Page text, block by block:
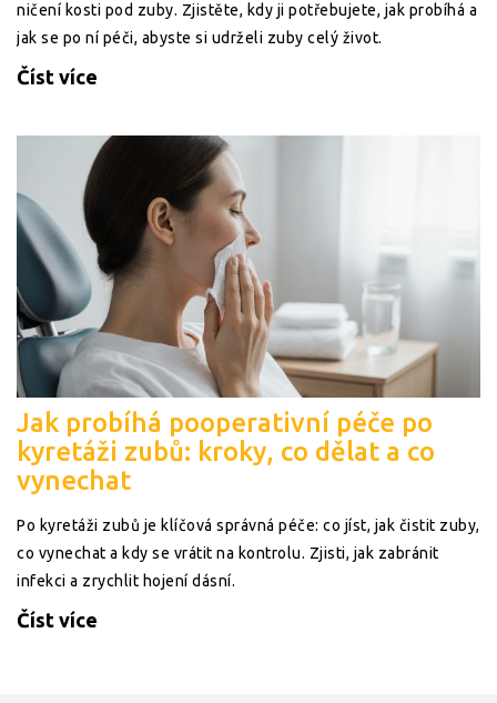
ničení kosti pod zuby. Zjistěte, kdy ji potřebujete, jak probíhá a
jak se po ní péči, abyste si udrželi zuby celý život.
Číst více
Jak probíhá pooperativní péče po
kyretáži zubů: kroky, co dělat a co
vynechat
Po kyretáži zubů je klíčová správná péče: co jíst, jak čistit zuby,
co vynechat a kdy se vrátit na kontrolu. Zjisti, jak zabránit
infekci a zrychlit hojení dásní.
Číst více